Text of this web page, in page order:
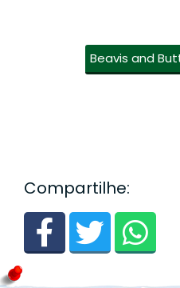
Beavis and
Compartilhe: